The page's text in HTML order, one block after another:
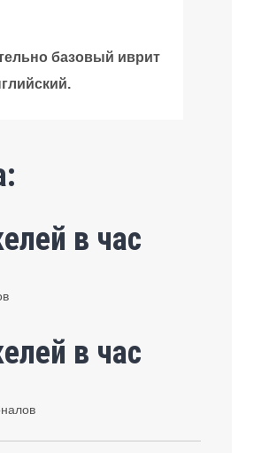
базовый иврит
в час
в час